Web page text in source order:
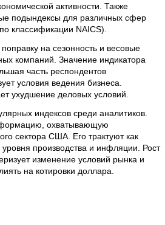
активности. Также
подындексы для различных сфер
классификации NAICS).
на сезонность и весовые
компаний. Значение индикатора
часть респондентов
условия ведения бизнеса.
ухудшение деловых условий.
индексов среди аналитиков.
охватывающую
сектора США. Его трактуют как
производства и инфляции. Рост
изменение условий рынка и
на котировки доллара.